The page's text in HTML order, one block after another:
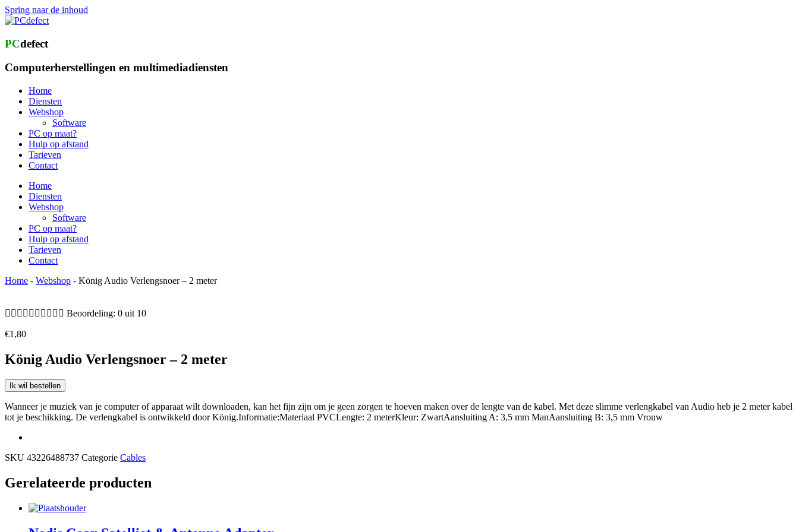
Spring naar de inhoud
PCdefect
Computerherstellingen en multimediadiensten
Home
Diensten
Webshop
Software
PC op maat?
Hulp op afstand
Tarieven
Contact
Home
Diensten
Webshop
Software
PC op maat?
Hulp op afstand
Tarieven
Contact
Home - Webshop - König Audio Verlengsnoer – 2 meter
          Beoordeling: 0 uit 10
€1,80
König Audio Verlengsnoer – 2 meter
Ik wil bestellen
Wanneer je muziek van je computer of apparaat wilt downloaden, kan het fijn zijn om je geen zorgen te hoeven maken over de lengte van de kabel. Met deze slimme verlengkabel van Audio heb je 2 meter kabel
tot je beschikking. De verlengkabel is ontwikkeld door König.Informatie:Materiaal PVCLengte: 2 meterKleur: ZwartAansluiting A: 3,5 mm ManAansluiting B: 3,5 mm Vrouw
SKU 43226488737 Categorie Cables
Gerelateerde producten